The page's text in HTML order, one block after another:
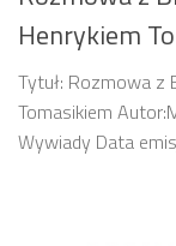
Henrykiem
Tytuł: Rozmowa z
Tomasikiem
Wywiady Data